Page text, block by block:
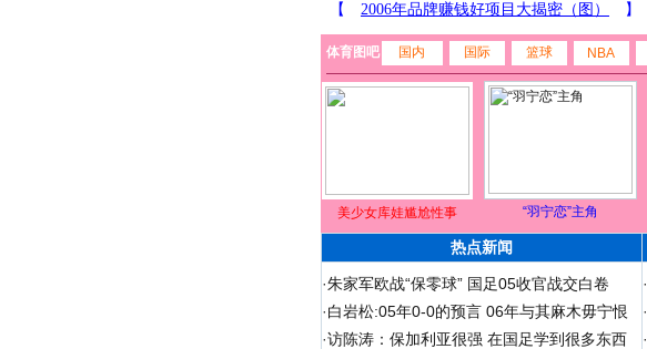
体育图吧 国内 国际 篮球 NBA
美少女库娃尴尬性事 “羽宁恋”主角
热点新闻
·朱家军欧战“保零球” 国足05收官战交白卷
·白岩松:05年0-0的预言 06年与其麻木毋宁恨
·访陈涛：保加利亚很强 在国足学到很多东西
·
·
·